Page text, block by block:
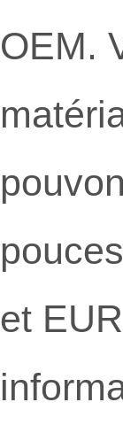
OEM.
et